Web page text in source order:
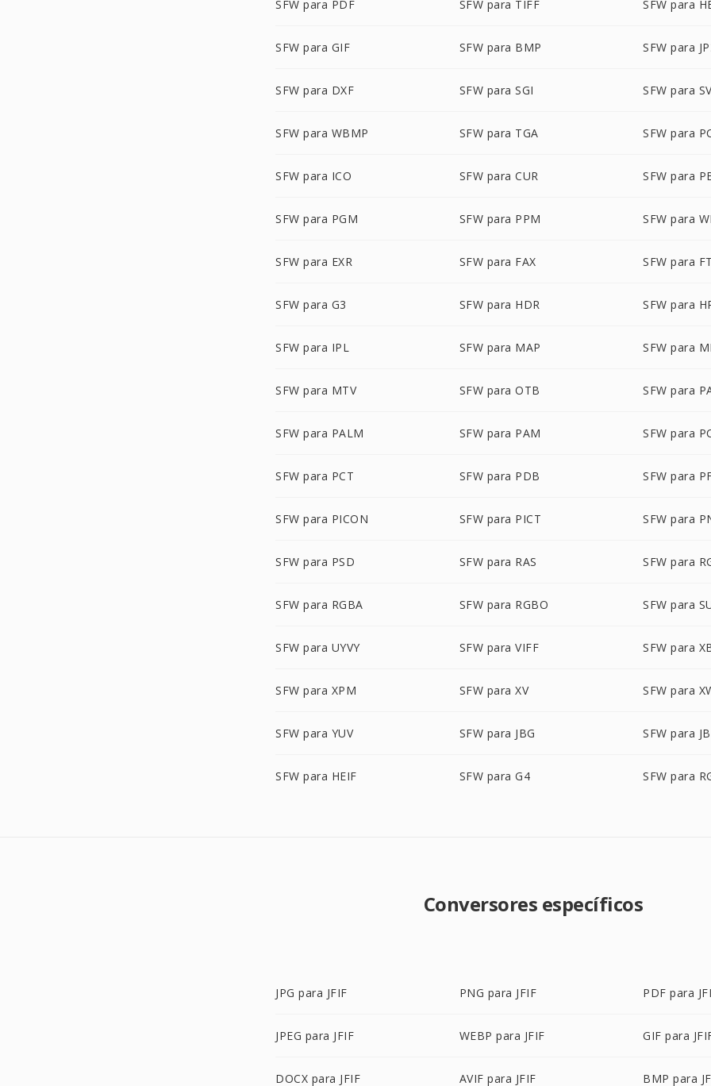
SFW para PDF SFW para TIFF SFW para
SFW para GIF SFW para BMP SFW para
SFW para DXF SFW para SGI SFW para
SFW para WBMP SFW para TGA SFW para
SFW para ICO SFW para CUR SFW para
SFW para PGM SFW para PPM SFW para
SFW para EXR SFW para FAX SFW para
SFW para G3 SFW para HDR SFW para
SFW para IPL SFW para MAP SFW para
SFW para MTV SFW para OTB SFW para
SFW para PALM SFW para PAM SFW para
SFW para PCT SFW para PDB SFW para
SFW para PICON SFW para PICT SFW para
SFW para PSD SFW para RAS SFW para
SFW para RGBA SFW para RGBO SFW para
SFW para UYVY SFW para VIFF SFW para
SFW para XPM SFW para XV SFW para
SFW para YUV SFW para JBG SFW para
SFW para HEIF SFW para G4 SFW para
Conversores específicos
JPG para JFIF PNG para JFIF PDF para
JPEG para JFIF WEBP para JFIF GIF para
DOCX para JFIF AVIF para JFIF BMP para